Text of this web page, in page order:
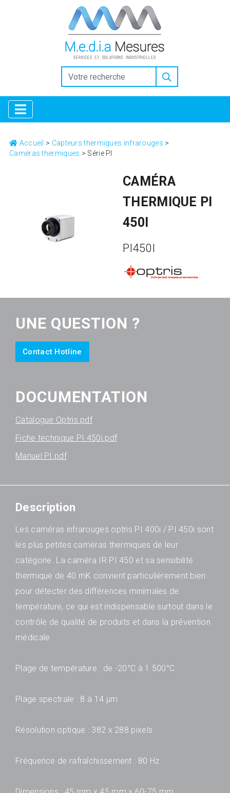
https://www.inkitt.com/SanfordShah
https://www.intensedebate.com/people/SanfordShah
Collectors Trust the Selection at Replica Factory
replica watches replicafactory official Horology for
Everyone: Breaking Down the Best Replica Watches
https://www.openlearning.com/u/sanfordshah-tbgzkf/
Replica Factory: Bridging the Gap in Luxury Horology
Replica Watches from Replica Factory are the Ultimate Style
Luxury Gifting With replica watches
Accueil > Capteurs thermiques infrarouges >
Caméras thermiques > Série PI
CAMÉRA
THERMIQUE PI
450I
PI450I
UNE QUESTION ?
Contact Hotline
DOCUMENTATION
Catalogue Optris.pdf
Fiche technique PI 450i.pdf
Manuel PI.pdf
Description
Les caméras infrarouges optris PI 400i / PI 450i sont
les plus petites caméras thermiques de leur
catégorie. La caméra IR PI 450 et sa sensibilité
thermique de 40 mK convient particulièrement bien
pour détecter des différences minimales de
température, ce qui est indispensable surtout dans le
contrôle de qualité de produits et dans la prévention
médicale.
Plage de température : de -20°C à 1.500°C
Plage spectrale : 8 à 14 µm
Résolution optique : 382 x 288 pixels
Fréquence de rafraîchissement : 80 Hz